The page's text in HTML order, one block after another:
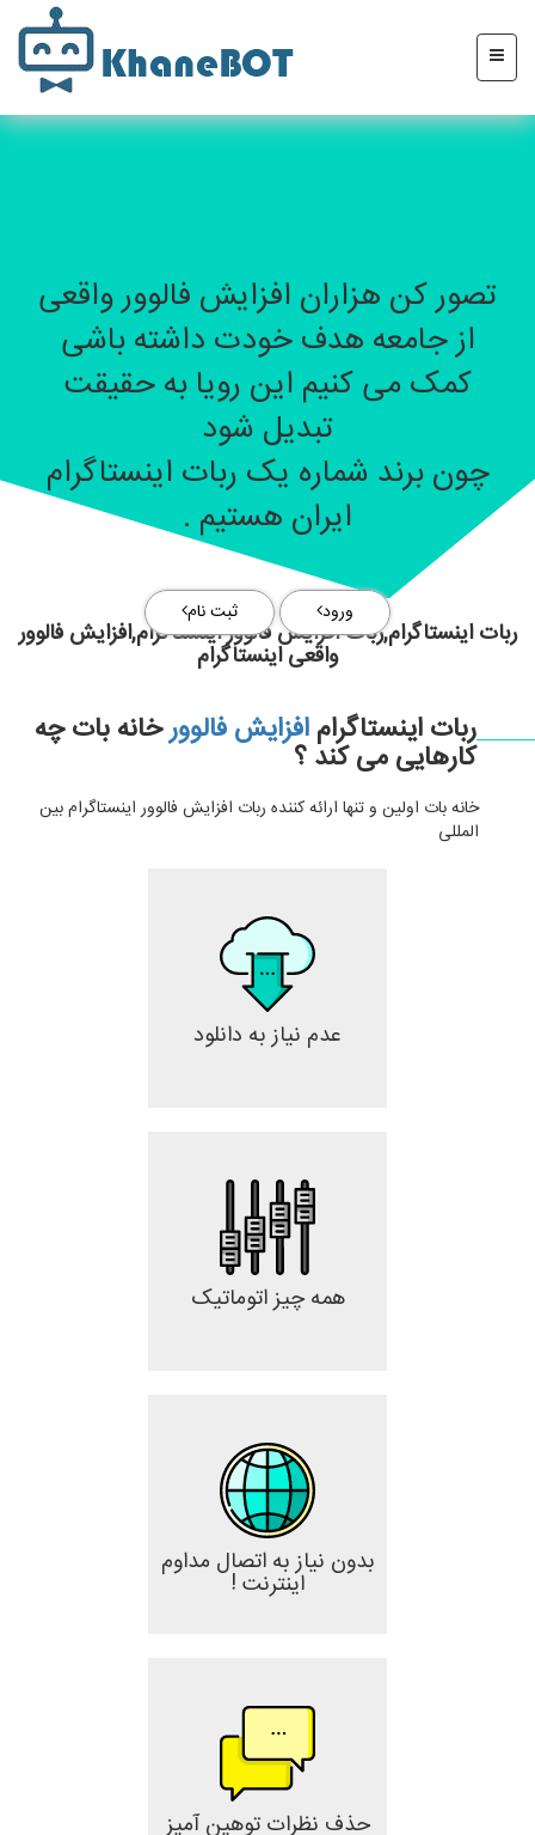
تصور کن هزاران افزایش فالوور واقعی
از جامعه هدف خودت داشته باشی
کمک می کنیم این رویا به حقیقت
تبدیل شود
چون برند شماره یک ربات اینستاگرام
ایران هستیم .
ورود ثبت نام
ربات اینستاگرام,ربات افزایش فالوور اینستاگرام,افزایش فالوور
واقعی اینستاگرام
ربات اینستاگرامافزایش فالوورخانه بات چه
کارهایی می کند ؟
خانه بات اولین و تنها ارائه کننده ربات افزایش فالوور اینستاگرام بین
المللی
عدم نیاز به دانلود
همه چیز اتوماتیک
بدون نیاز به اتصال مداوم
اینترنت !
حذف نظرات توهین آمیز